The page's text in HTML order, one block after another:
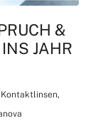
&
JAHR
Kontaktlinsen,